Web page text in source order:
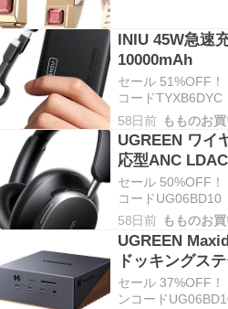
INIU 45W急速
10000mAh
セール 51%OFF
コードTYXB6DYC
58日前 もものお
UGREEN ワイ
応型ANC
120時間
セール 50%OFF
コードUG06BD10
58日前 もものお
UGREEN
ドッキングス
セール 37%OFF
ンコード